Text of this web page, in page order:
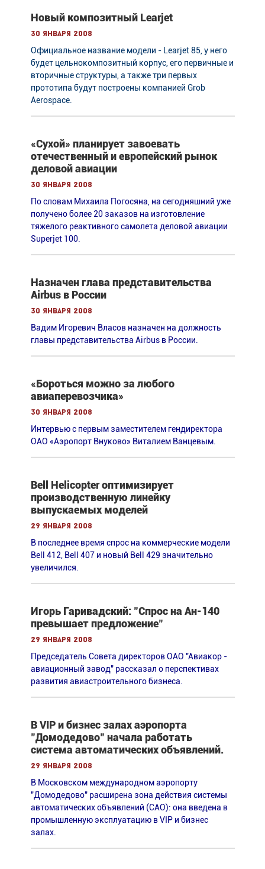
Новый композитный Learjet
30 января 2008
Официальное название модели - Learjet 85, у него
будет цельнокомпозитный корпус, его первичные и
вторичные структуры, а также три первых
прототипа будут построены компанией Grob
Aerospace.
«Сухой» планирует завоевать
отечественный и европейский рынок
деловой авиации
30 января 2008
По словам Михаила Погосяна, на сегодняшний уже
получено более 20 заказов на изготовление
тяжелого реактивного самолета деловой авиации
Superjet 100.
Назначен глава представительства
Airbus в России
30 января 2008
Вадим Игоревич Власов назначен на должность
главы представительства Airbus в России.
«Бороться можно за любого
авиаперевозчика»
30 января 2008
Интервью с первым заместителем гендиректора
ОАО «Аэропорт Внуково» Виталием Ванцевым.
Bell Helicopter оптимизирует
производственную линейку
выпускаемых моделей
29 января 2008
В последнее время спрос на коммерческие модели
Bell 412, Bell 407 и новый Bell 429 значительно
увеличился.
Игорь Гаривадский: "Спрос на Ан-140
превышает предложение"
29 января 2008
Председатель Совета директоров ОАО "Авиакор -
авиационный завод" рассказал о перспективах
развития авиастроительного бизнеса.
В VIP и бизнес залах аэропорта
"Домодедово" начала работать
система автоматических объявлений.
29 января 2008
В Московском международном аэропорту
"Домодедово" расширена зона действия системы
автоматических объявлений (САО): она введена в
промышленную эксплуатацию в VIP и бизнес
залах.